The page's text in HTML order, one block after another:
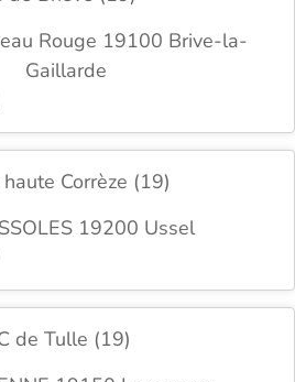
Rouge 19100 Brive-la-
Gaillarde
Corrèze (19)
19200 Ussel
de Tulle (19)